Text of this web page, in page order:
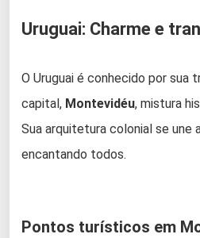
Uruguai: Charme e
O Uruguai é conhecido por sua
capital, Montevidéu, mistura
Sua arquitetura colonial se une
encantando todos.
Pontos turísticos em